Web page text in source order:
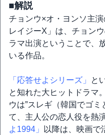
■解説
チョンウ×オ・ヨンソ主
レイジーX」は、チョン
ラマ出演ということで、
いる作品。
「応答せよシリーズ」
と
と知れた大ヒットドラマ。
ウは”スレギ（韓国でゴ
て、主人公の恋人役を熱
よ1994」
以降は、映画で